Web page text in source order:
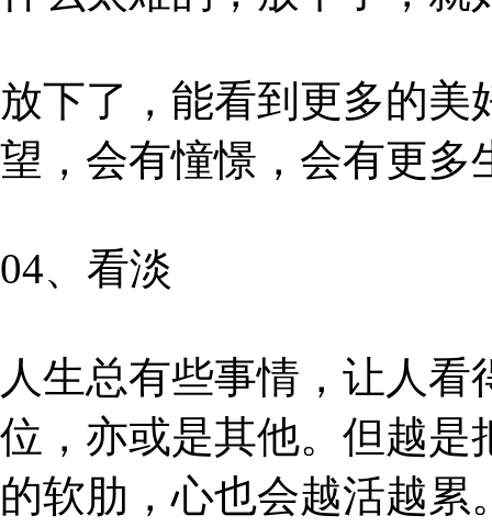
放下了，能看到更多的
望，会有憧憬，会有更多
04、看淡
人生总有些事情，让人
位，亦或是其他。但越是
的软肋，心也会越活越累